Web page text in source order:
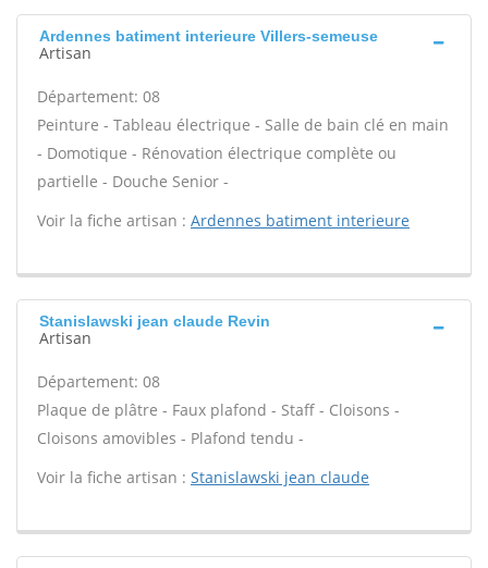
Ardennes batiment interieure Villers-semeuse
Artisan
Département: 08
Peinture - Tableau électrique - Salle de bain clé en main
- Domotique - Rénovation électrique complète ou
partielle - Douche Senior -
Voir la fiche artisan : Ardennes batiment interieure
Stanislawski jean claude Revin
Artisan
Département: 08
Plaque de plâtre - Faux plafond - Staff - Cloisons -
Cloisons amovibles - Plafond tendu -
Voir la fiche artisan : Stanislawski jean claude